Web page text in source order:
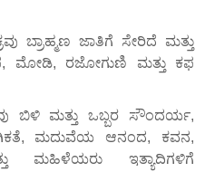
ಬ್ರಾಹ್ಮಣ ಜಾತಿಗೆ ಸೇರಿದೆ ಮತ್ತು
ಮೋಡಿ, ರಜೋಗುಣಿ ಮತ್ತು ಕಫ
ಬಿಳಿ ಮತ್ತು ಒಬ್ಬರ ಸೌಂದರ್ಯ,
ಮದುವೆಯ ಆನಂದ, ಕವನ,
ಮಹಿಳೆಯರು ಇತ್ಯಾದಿಗಳಿಗೆ